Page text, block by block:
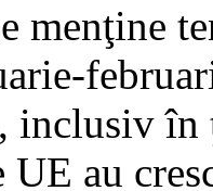
menţine
inclusiv
UE au